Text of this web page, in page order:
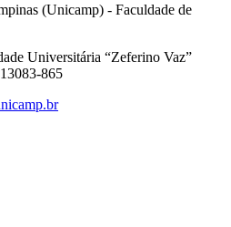
(Unicamp) - Faculdade de
Universitária “Zeferino Vaz”
865